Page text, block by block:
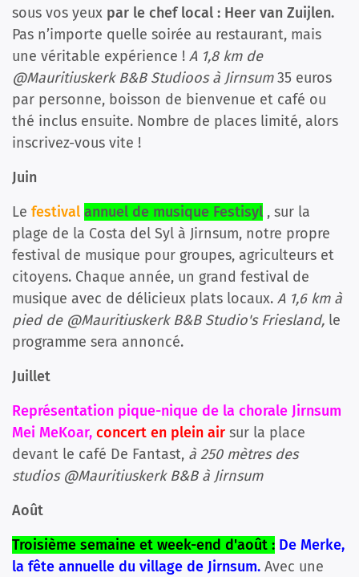
sous vos yeux par le chef local : Heer van Zuijlen.
Pas n’importe quelle soirée au restaurant, mais
une véritable expérience ! A 1,8 km de
@Mauritiuskerk B&B Studioos à Jirnsum35 euros
par personne, boisson de bienvenue et café ou
thé inclus ensuite. Nombre de places limité, alors
inscrivez-vous vite !
Juin
Le festival annuel de musique Festisyl , sur la
plage de la Costa del Syl à Jirnsum, notre propre
festival de musique pour groupes, agriculteurs et
citoyens. Chaque année, un grand festival de
musique avec de délicieux plats locaux. A 1,6 km à
pied de @Mauritiuskerk B&B Studio's Friesland, le
programme sera annoncé.
Juillet
Représentation pique-nique de la chorale Jirnsum
Mei MeKoar, concert en plein air sur la place
devant le café De Fantast, à 250 mètres des
studios @Mauritiuskerk B&B à Jirnsum
Août
Troisième semaine et week-end d'août : De Merke,
la fête annuelle du village de Jirnsum. Avec une